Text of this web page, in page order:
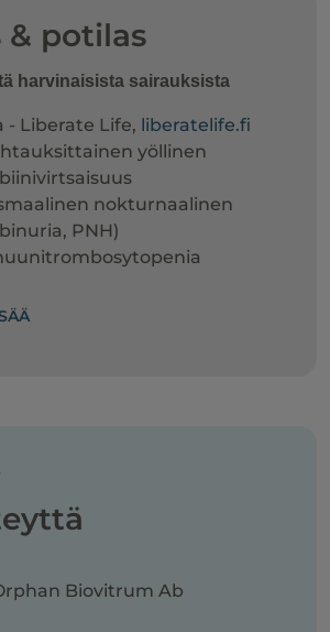
& potilas
harvinaisista sairauksista
- Liberate Life, liberatelife.fi
yöllinen
nokturnaalinen
PNH)
Biovitrum Ab